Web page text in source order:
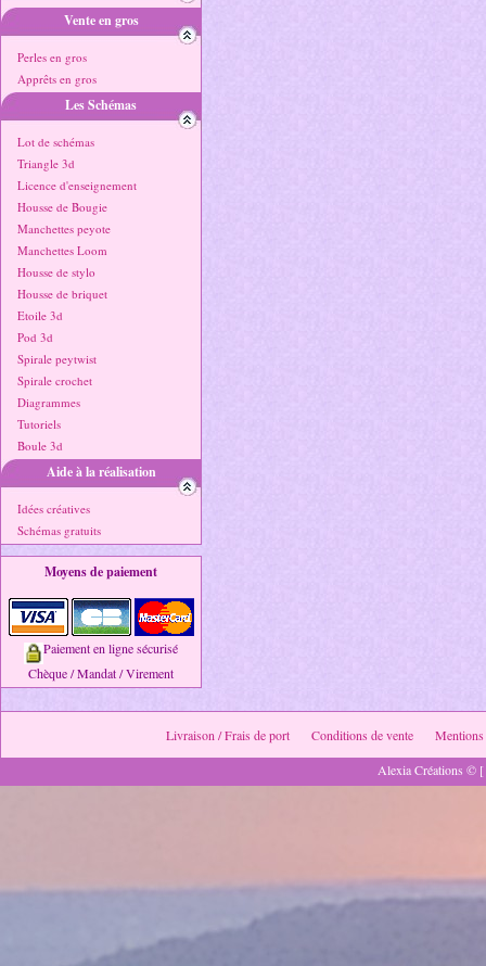
Vente en gros
Perles en gros
Apprêts en gros
Les Schémas
Lot de schémas
Triangle 3d
Licence d'enseignement
Housse de Bougie
Manchettes peyote
Manchettes Loom
Housse de stylo
Housse de briquet
Etoile 3d
Pod 3d
Spirale peytwist
Spirale crochet
Diagrammes
Tutoriels
Boule 3d
Aide à la réalisation
Idées créatives
Schémas gratuits
Moyens de paiement
Paiement en ligne sécurisé
Chèque / Mandat / Virement
Livraison / Frais de port Conditions de vente
Mentions
Alexia Créations ©